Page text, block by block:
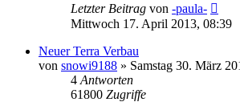
Letzter Beitrag von -paula-
Mittwoch 17. April 2013, 08:39
Neuer Terra Verbau
von snowi9188 » Samstag 30. März
4 Antworten
61800 Zugriffe